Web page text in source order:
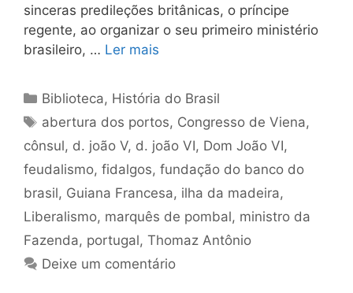
sinceras predileções britânicas, o príncipe
regente, ao organizar o seu primeiro ministério
brasileiro, … Ler mais
Categorias
Biblioteca, História do Brasil
Tags
abertura dos portos, Congresso de Viena,
cônsul, d. joão V, d. joão VI, Dom João VI,
feudalismo, fidalgos, fundação do banco do
brasil, Guiana Francesa, ilha da madeira,
Liberalismo, marquês de pombal, ministro da
Fazenda, portugal, Thomaz Antônio
Deixe um comentário